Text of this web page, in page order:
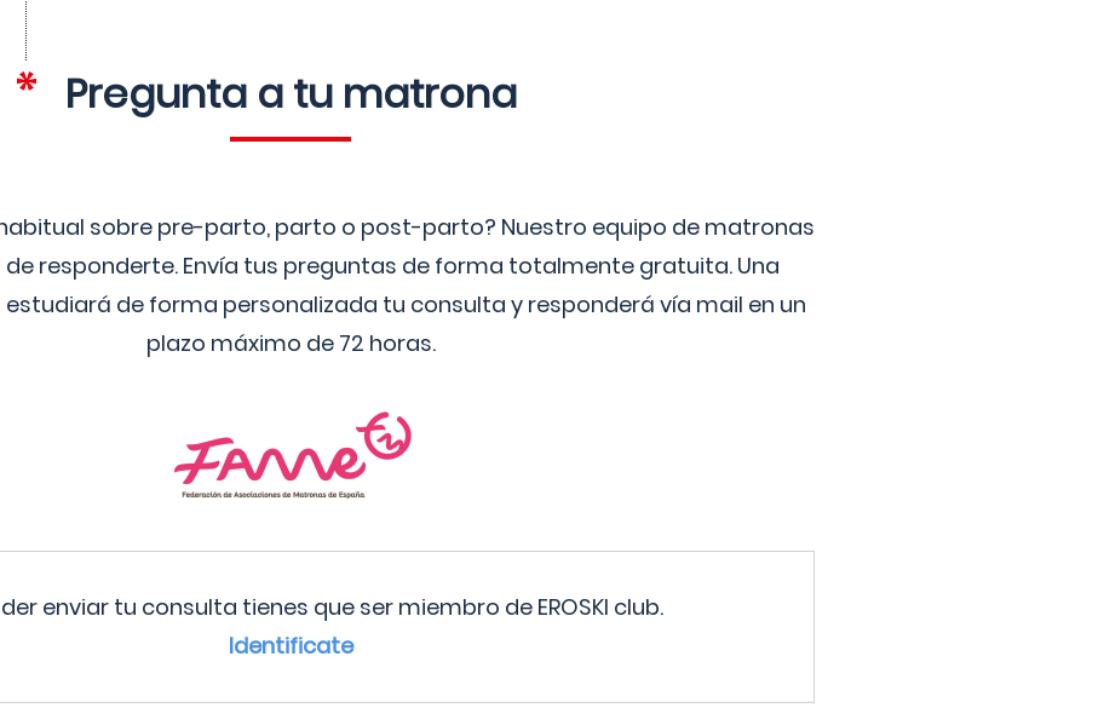
Pregunta a tu matrona
sobre pre-parto, parto o post-parto? Nuestro equipo de matronas
responderte. Envía tus preguntas de forma totalmente gratuita. Una
de forma personalizada tu consulta y responderá vía mail en un
plazo máximo de 72 horas.
enviar tu consulta tienes que ser miembro de EROSKI club.
Identificate